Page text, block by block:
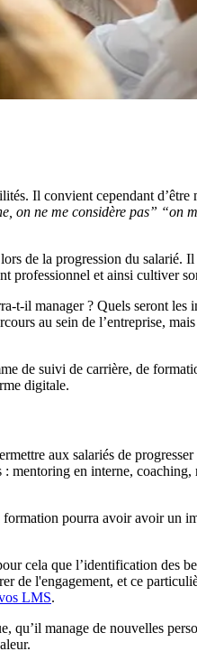
Il convient cependant d’être
on ne me considère pas” “on
lors de la progression du salarié.
professionnel et ainsi cultiver
il manager ? Quels seront les
au sein de l’entreprise,
de suivi de carrière, de
digitale.
aux salariés de
mentoring en interne, coaching,
pourra avoir avoir un
cela que l’identification des
de l'engagement, et ce
LMS.
qu’il manage de nouvelles